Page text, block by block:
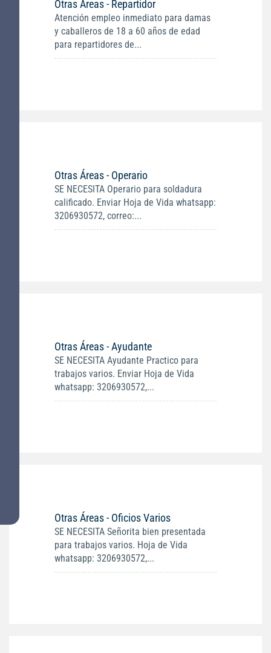
Otras Áreas - Repartidor
Atención empleo inmediato para damas
y caballeros de 18 a 60 años de edad
para repartidores de...
Otras Áreas - Operario
SE NECESITA Operario para soldadura
calificado. Enviar Hoja de Vida whatsapp:
3206930572, correo:...
Otras Áreas - Ayudante
SE NECESITA Ayudante Practico para
trabajos varios. Enviar Hoja de Vida
whatsapp: 3206930572,...
Otras Áreas - Oficios Varios
SE NECESITA Señorita bien presentada
para trabajos varios. Hoja de Vida
whatsapp: 3206930572,...